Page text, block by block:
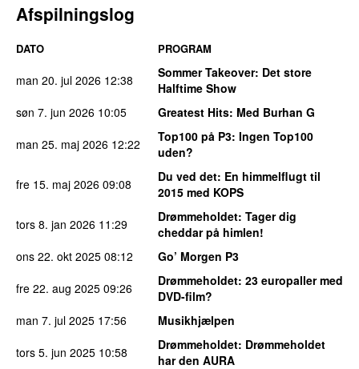
Afspilningslog
DATO PROGRAM
man 20. jul 2026 12:38 Sommer Takeover: Det store
Halftime Show
søn 7. jun 2026 10:05 Greatest Hits: Med Burhan G
man 25. maj 2026 12:22 Top100 på P3: Ingen Top100
uden?
fre 15. maj 2026 09:08 Du ved det: En himmelflugt til
2015 med KOPS
tors 8. jan 2026 11:29 Drømmeholdet: Tager dig
cheddar på himlen!
ons 22. okt 2025 08:12
Go’ Morgen P3
fre 22. aug 2025 09:26 Drømmeholdet: 23 europaller med
DVD-film?
man 7. jul 2025 17:56
Musikhjælpen
tors 5. jun 2025 10:58 Drømmeholdet: Drømmeholdet
har den AURA